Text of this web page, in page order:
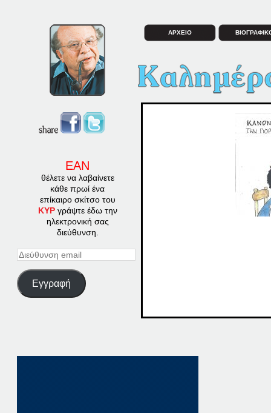
ΕΑΝ
θέλετε να λαβαίνετε
κάθε πρωί ένα
επίκαιρο σκίτσο του
ΚΥΡγράψτε έδω την
ηλεκτρονική σας
διεύθυνση.
Διεύθυνση
Εγγραφή
ΑΡΧΕΙΟ